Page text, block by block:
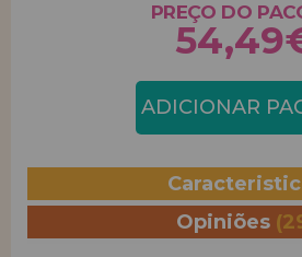
PREÇO DO
ADICIONAR
Opiniões